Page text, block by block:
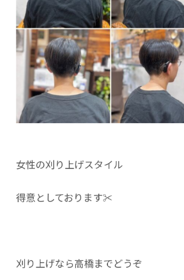
女性の刈り上げスタイル
得意としております✂︎
刈り上げなら高橋までどうぞ